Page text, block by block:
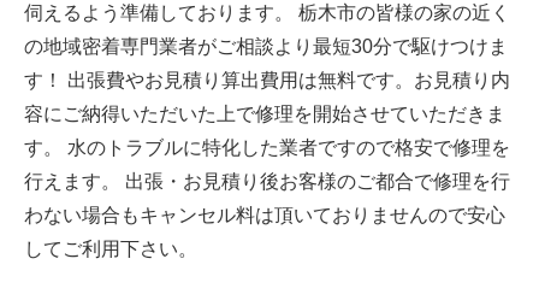
伺えるよう準備しております。 栃木市の皆様の家の近く
の地域密着専門業者がご相談より最短30分で駆けつけま
す！ 出張費やお見積り算出費用は無料です。お見積り内
容にご納得いただいた上で修理を開始させていただきま
す。 水のトラブルに特化した業者ですので格安で修理を
行えます。 出張・お見積り後お客様のご都合で修理を行
わない場合もキャンセル料は頂いておりませんので安心
してご利用下さい。